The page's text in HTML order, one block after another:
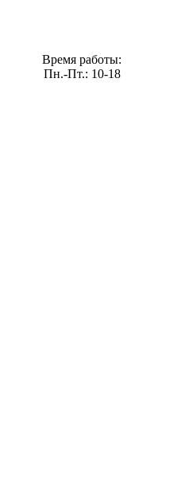
Время работы:
Пн.-Пт.: 10-18